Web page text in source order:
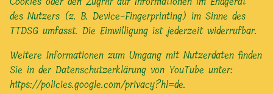
des Nutzers (z. B. Device-Fingerprinting) im Sinne des
TTDSG umfasst. Die Einwilligung ist jederzeit widerrufbar.
Weitere Informationen zum Umgang mit Nutzerdaten finden
Sie in der Datenschutzerklärung von YouTube unter:
https://policies.google.com/privacy?hl=de.